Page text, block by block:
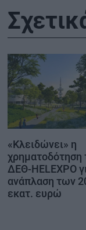
«Κλειδώνει» η
χρηματοδότηση
ΔΕΘ-HELEXPO
ανάπλαση των
εκατ. ευρώ